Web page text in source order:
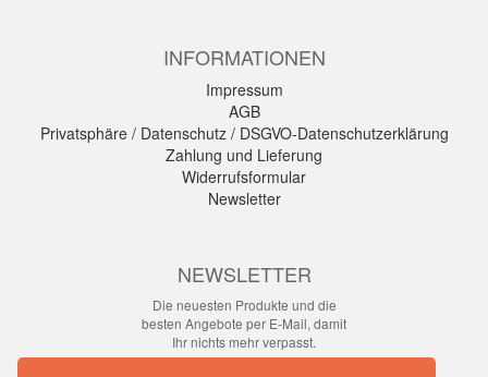
INFORMATIONEN
Impressum
AGB
Privatsphäre / Datenschutz / DSGVO-Datenschutzerklärung
Zahlung und Lieferung
Widerrufsformular
Newsletter
NEWSLETTER
Die neuesten Produkte und die
besten Angebote per E-Mail, damit
Ihr nichts mehr verpasst.